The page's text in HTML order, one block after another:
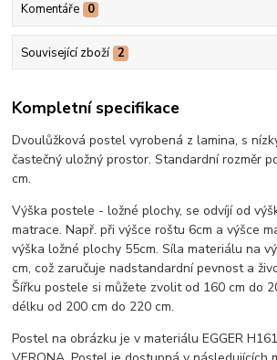
Komentáře 0
Související zboží 2
Kompletní specifikace
Dvoulůžková postel vyrobená z lamina, s
častečný uložný prostor. Standardní rozměr
cm.
Výška postele - ložné plochy, se odvíjí od
matrace. Např. při výšce roštu 6cm a výšce
výška ložné plochy 55cm. Síla materiálu na
cm, což zaručuje nadstandardní pevnost a
Šířku postele si můžete zvolit od 160 cm do
délku od 200 cm do 220 cm.
Postel na obrázku je v materiálu EGGER